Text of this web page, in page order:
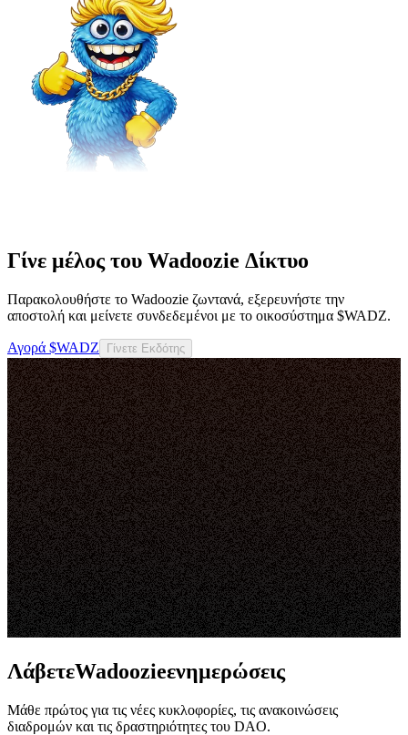
Γίνε μέλος του Wadoozie Δίκτυο
Παρακολουθήστε το Wadoozie ζωντανά, εξερευνήστε την
αποστολή και μείνετε συνδεδεμένοι με το οικοσύστημα $WADZ.
Αγορά $WADZ Γίνετε Εκδότης
ΛάβετεWadoozieενημερώσεις
Μάθε πρώτος για τις νέες κυκλοφορίες, τις ανακοινώσεις
διαδρομών και τις δραστηριότητες του DAO.